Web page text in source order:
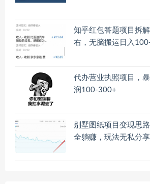
知乎红包答题项目拆
右，无脑搬运日入
代办营业执照项目，
润100-300+
别墅图纸项目变现思
全躺赚，玩法无私分